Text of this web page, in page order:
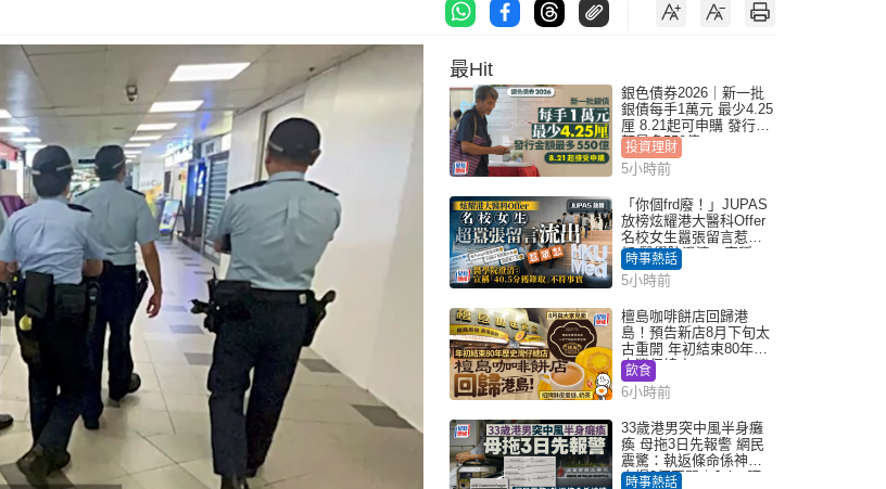
最Hit
銀色債券2026｜新一批
銀債每手1萬元 最少4.25
厘 8.21起可申購 發行金
額最多550億
投資理財
5小時前
「你個frd廢！」JUPAS
放榜炫耀港大醫科Offer
名校女生囂張留言惹眾
怒 醫學院澄清：宣稱
「40.5分獲錄取」不符事
實｜Juicy叮
時事熱話
5小時前
檀島咖啡餅店回歸港
島！預告新店8月下旬太
古重開 年初結束80年歷
史灣仔總店
飲食
6小時前
33歲港男突中風半身癱
瘓 母拖3日先報警 網民
震驚：執返條命係神蹟
自爆2個惡習｜Juicy叮
時事熱話